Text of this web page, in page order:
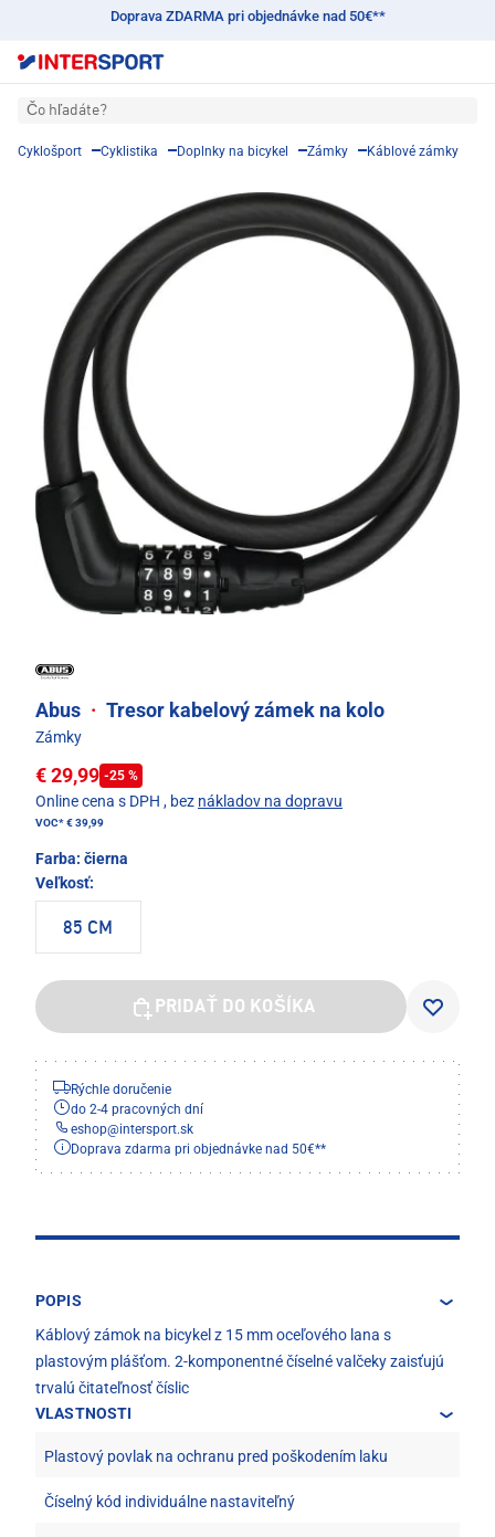
Doprava ZDARMA pri objednávke nad 50€**
Čo hľadáte?
Cyklošport Cyklistika Doplnky na bicykel Zámky Káblové zámky
Abus · Tresor kabelový zámek na kolo
Zámky
€ 29,99 -25 %
Online cena s DPH , bez nákladov na dopravu
VOC*€ 39,99
Farba: čierna
Veľkosť:
85 CM
PRIDAŤ DO KOŠÍKA
Rýchle doručenie
do 2-4 pracovných dní
eshop@intersport.sk
Doprava zdarma pri objednávke nad 50€**
POPIS
Káblový zámok na bicykel z 15 mm oceľového lana s
plastovým plášťom. 2-komponentné číselné valčeky zaisťujú
trvalú čitateľnosť číslic
VLASTNOSTI
Plastový povlak na ochranu pred poškodením laku
Číselný kód individuálne nastaviteľný